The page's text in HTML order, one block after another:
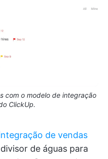
com o modelo de integração
ClickUp.
de vendas
de águas para